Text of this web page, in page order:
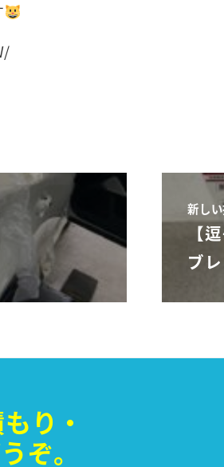
新し
【
ブ
り・
ぞ。